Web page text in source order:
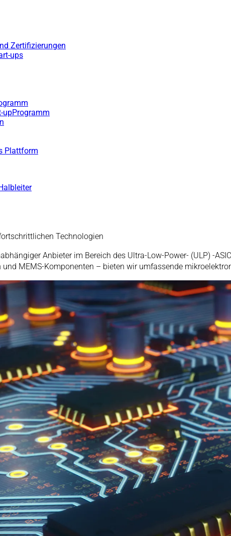
Zertifizierungen
ups
upProgramm
Plattform
Technologien
Anbieter im Bereich des Ultra-Low-Power- (ULP) -
MEMS-Komponenten – bieten wir umfassende